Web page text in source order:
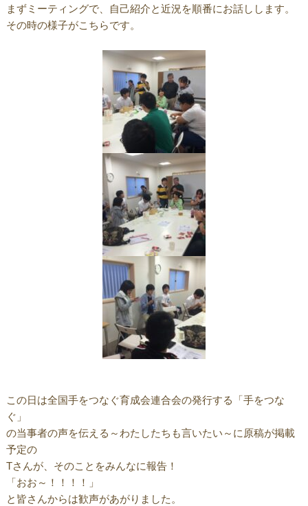
まずミーティングで、自己紹介と近況を順番にお話しします。
その時の様子がこちらです。
この日は全国手をつなぐ育成会連合会の発行する「手をつな
ぐ」
の当事者の声を伝える～わたしたちも言いたい～に原稿が掲載
予定の
Tさんが、そのことをみんなに報告！
「おお～！！！！」
と皆さんからは歓声があがりました。